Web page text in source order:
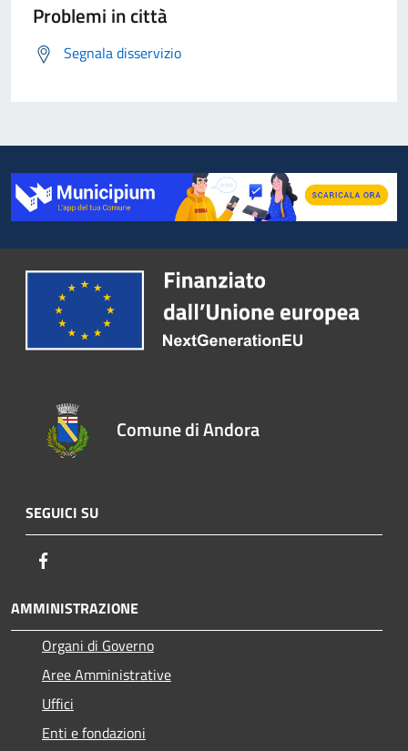
Problemi in città
Segnala disservizio
Comune di Andora
SEGUICI SU
AMMINISTRAZIONE
Organi di Governo
Aree Amministrative
Uffici
Enti e fondazioni